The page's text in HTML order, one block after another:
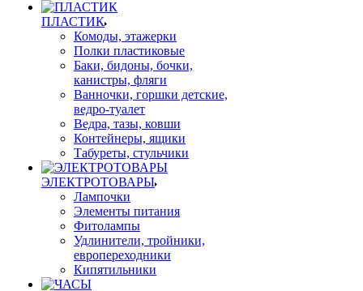
ПЛАСТИК
Комоды, этажерки
Полки пластиковые
Баки, бидоны, бочки,
канистры, фляги
Ванночки, горшки детские,
ведро-туалет
Ведра, тазы, ковши
Контейнеры, ящики
Табуреты, стульчики
ЭЛЕКТРОТОВАРЫ
Лампочки
Элементы питания
Фитолампы
Удлинители, тройники,
европереходники
Кипятильники